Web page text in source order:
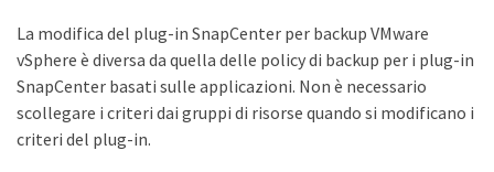
La modifica del plug-in SnapCenter per backup VMware
vSphere è diversa da quella delle policy di backup per i plug-in
SnapCenter basati sulle applicazioni. Non è necessario
scollegare i criteri dai gruppi di risorse quando si modificano i
criteri del plug-in.